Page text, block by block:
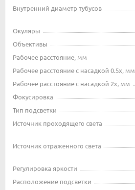
Внутренний диаметр тубусов
Окуляры
Объективы
Рабочее расстояние, мм
Рабочее расстояние с насадкой 0.5x, мм
Рабочее расстояние с насадкой 2x, мм
Фокусировка
Тип подсветки
Источник проходящего света
Источник отраженного света
Регулировка яркости
Расположение подсветки